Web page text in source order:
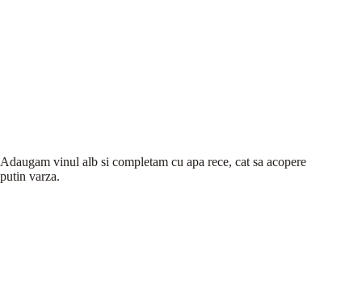
Adaugam vinul alb si completam cu apa rece, cat sa acopere
putin varza.